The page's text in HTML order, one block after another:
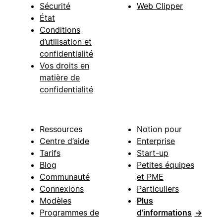
Sécurité
État
Conditions
d’utilisation et
confidentialité
Vos droits en
matière de
confidentialité
Web Clipper
Ressources
Centre d’aide
Tarifs
Blog
Communauté
Connexions
Modèles
Programmes de
Notion pour
Enterprise
Start-up
Petites équipes
et PME
Particuliers
Plus
d’informations →